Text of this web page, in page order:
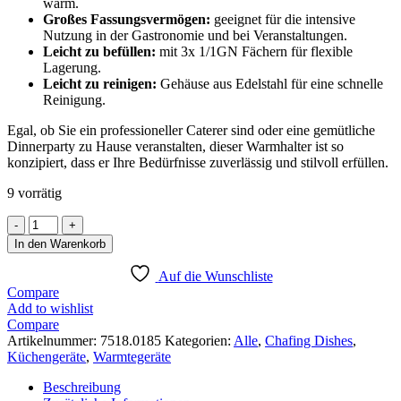
Großes Fassungsvermögen: geeignet für die intensive
Nutzung in der Gastronomie und bei Veranstaltungen.
Leicht zu befüllen: mit 3x 1/1GN Fächern für flexible
Lagerung.
Leicht zu reinigen: Gehäuse aus Edelstahl für eine schnelle
Reinigung.
Egal, ob Sie ein professioneller Caterer sind oder eine gemütliche
Dinnerparty zu Hause veranstalten, dieser Warmhalter ist so
konzipiert, dass er Ihre Bedürfnisse zuverlässig und stilvoll erfüllen.
9 vorrätig
WÄRME
UNIT
3X
Menge
In den Warenkorb
Auf die Wunschliste
Compare
Add to wishlist
Compare
Artikelnummer: 7518.0185 Kategorien: Alle, Chafing Dishes,
Küchengeräte, Warmtegeräte
Beschreibung